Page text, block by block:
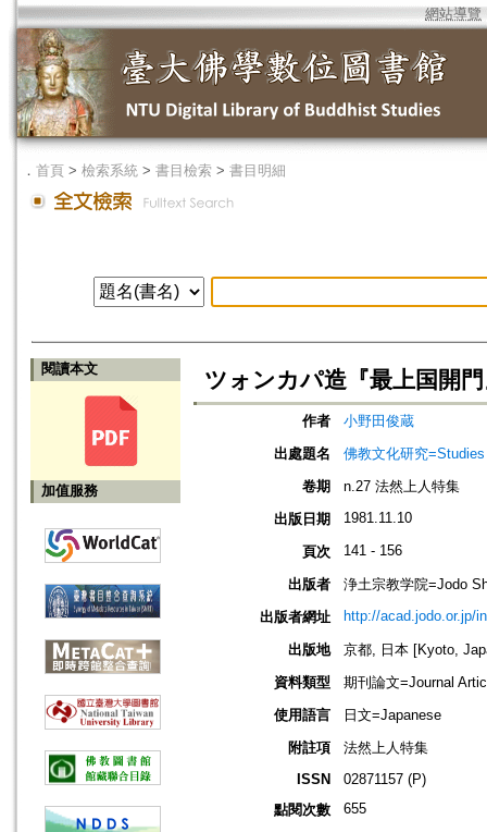
網站導覽
． 首頁 > 檢索系統 > 書目檢索 > 書目明細
閱讀本文
加值服務
ツォンカパ造『最上国開
作者
小野田俊蔵
出處題名
佛教文化研究
卷期
n.27 法然上人特集
出版日期
1981.11.10
頁次 141 - 156
出版者
浄土宗教学院=Jodo
出版者網址
http://acad.jodo.or.jp/
出版地
京都, 日本 [Kyoto,
資料類型
期刊論文=Journal
使用語言
日文=Japanese
附註項
法然上人特集
ISSN
02871157 (P)
點閱次數
655